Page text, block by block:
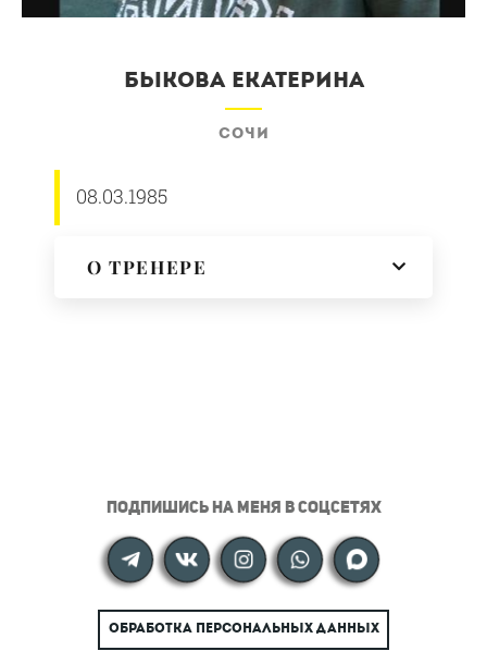
Быкова Екатерина
Сочи
08.03.1985
О ТРЕНЕРЕ
ПОДПИШИСЬ НА МЕНЯ В СОЦСЕТЯХ
ОБРАБОТКА ПЕРСОНАЛЬНЫХ ДАННЫХ